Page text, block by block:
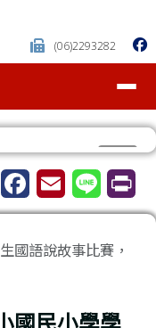
(06)2293282
⏸
國語說故事比賽，
國民小學學